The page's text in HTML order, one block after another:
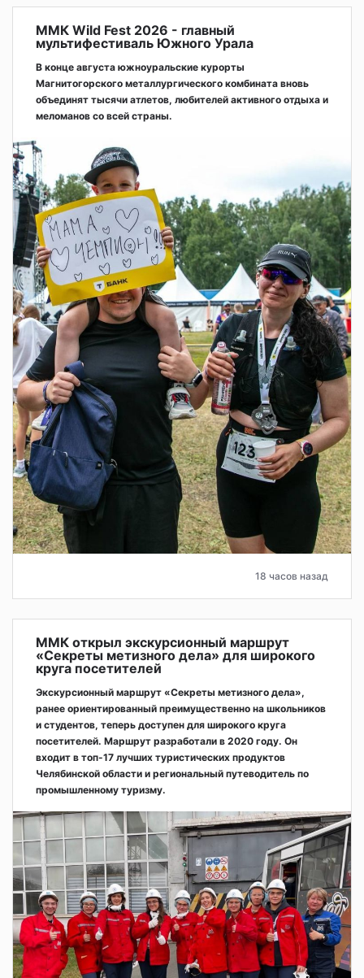
ММК Wild Fest 2026 - главный
мультифестиваль Южного Урала
В конце августа южноуральские курорты
Магнитогорского металлургического комбината вновь
объединят тысячи атлетов, любителей активного отдыха и
меломанов со всей страны.
18 часов назад
ММК открыл экскурсионный маршрут
«Секреты метизного дела» для широкого
круга посетителей
Экскурсионный маршрут «Секреты метизного дела»,
ранее ориентированный преимущественно на школьников
и студентов, теперь доступен для широкого круга
посетителей. Маршрут разработали в 2020 году. Он
входит в топ-17 лучших туристических продуктов
Челябинской области и региональный путеводитель по
промышленному туризму.